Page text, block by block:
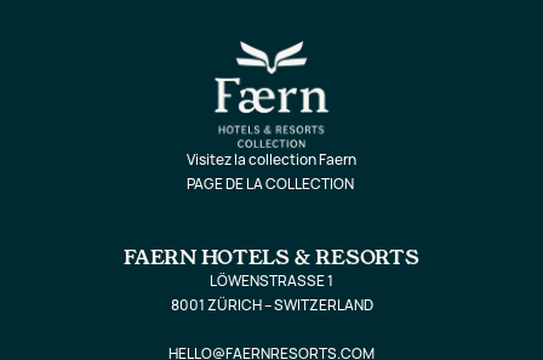
Visitez la collection Faern
PAGE DE LA COLLECTION
FAERN HOTELS & RESORTS
LÖWENSTRASSE 1
8001 ZÜRICH – SWITZERLAND
HELLO@FAERNRESORTS.COM